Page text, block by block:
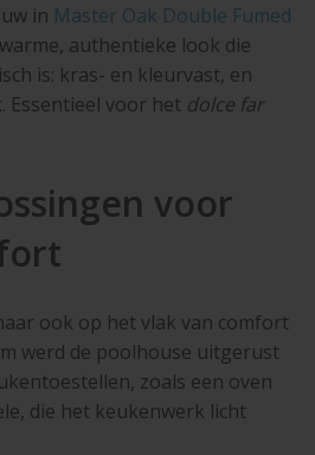
in Master Oak Double Fumed
authentieke look die
is: kras- en kleurvast, en
Essentieel voor het dolce far
voor
ook op het vlak van comfort
werd de poolhouse uitgerust
zoals een oven
die het keukenwerk licht